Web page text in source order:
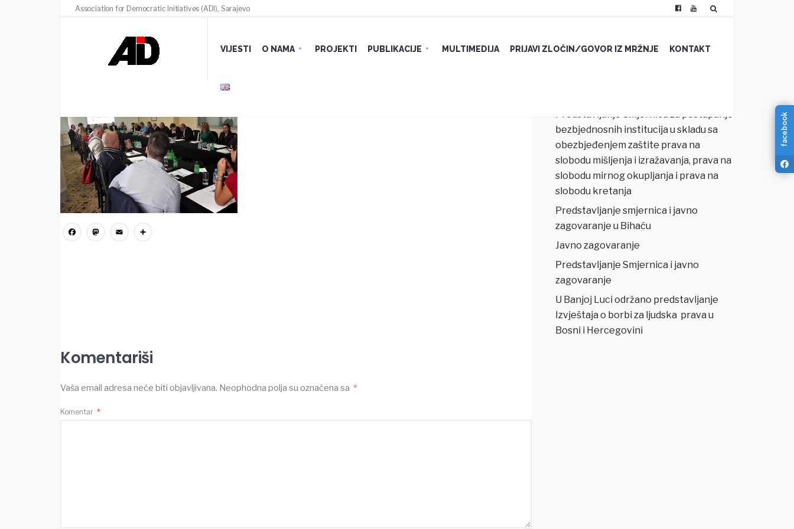
Association for Democratic Initiatives (ADI), Sarajevo
VIJESTI O NAMA PROJEKTI PUBLIKACIJE MULTIMEDIJA PRIJAVI ZLOČIN/GOVOR IZ MRŽNJE KONTAKT
19 MARTA, 2020 / COMMENTS (0)
Facebook
Mastodon
Email
Komentariši
Vaša email adresa neće biti objavljivana. Neophodna polja su označena sa *
Komentar *
Predstavljanje Smjernica za postupanje
bezbjednosnih institucija u skladu sa
obezbjeđenjem zaštite prava na
slobodu mišljenja i izražavanja, prava na
slobodu mirnog okupljanja i prava na
slobodu kretanja
Predstavljanje smjernica i javno
zagovaranje u Bihaću
Javno zagovaranje
Predstavljanje Smjernica i javno
zagovaranje
U Banjoj Luci održano predstavljanje
Izvještaja o borbi za ljudska prava u
Bosni i Hercegovini
facebook